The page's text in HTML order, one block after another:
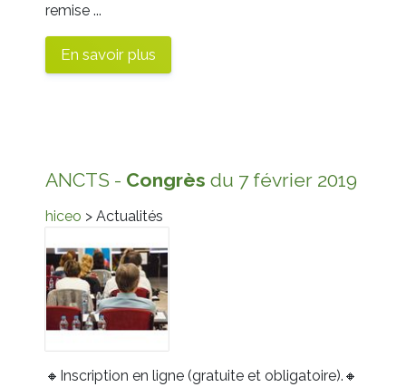
remise ...
En savoir plus
ANCTS - Congrès du 7 février 2019
hiceo > Actualités
🔸 Inscription en ligne (gratuite et obligatoire). 🔸